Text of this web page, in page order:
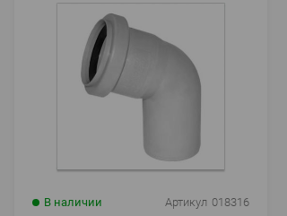
В наличии Артикул 018316